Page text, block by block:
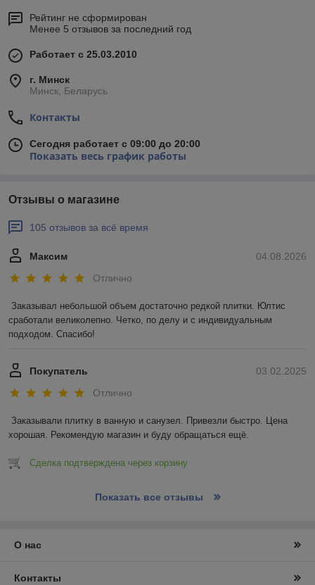
Рейтинг не сформирован
Менее 5 отзывов за последний год
Работает с 25.03.2010
г. Минск
Минск, Беларусь
Контакты
Сегодня работает с 09:00 до 20:00
Показать весь график работы
Отзывы о магазине
105 отзывов за всё время
04.08.2026
Максим
Отлично
Заказывал небольшой объем достаточно редкой плитки. Юлтис
сработали великолепно. Четко, по делу и с индивидуальным
подходом. Спасибо!
03.02.2025
Покупатель
Отлично
Заказывали плитку в ванную и санузел. Привезли быстро. Цена
хорошая. Рекомендую магазин и буду обращаться ещё.
Сделка подтверждена через корзину
Показать все отзывы
О нас
Контакты